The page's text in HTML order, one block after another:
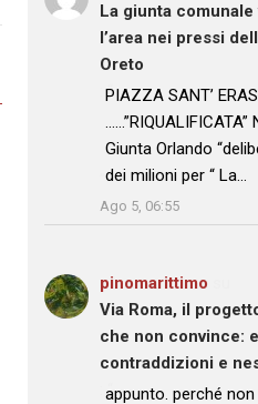
La giunta
l’area nei pressi
Oreto
: “
PIAZZA SANT’
……”RIQUALIFICATA”
Giunta Orlando
dei milioni per “ La…
Ago 5, 06:55
pinomarittimo
Via Roma, il
che non convince:
contraddizioni e
: “
appunto. perché